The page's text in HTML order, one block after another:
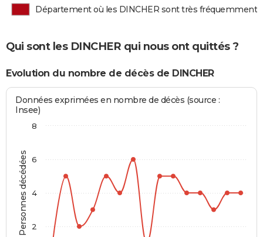
Département où les DINCHER sont très fréquemment
Qui sont les DINCHER qui nous ont quittés ?
Evolution du nombre de décès de DINCHER
Personnes décédées
Données exprimées en nombre de décès (source :
Insee)
2
4
6
8